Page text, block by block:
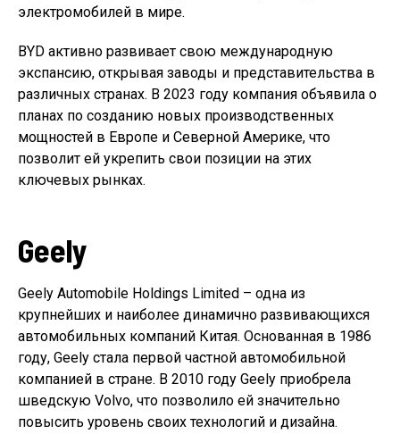
электромобилей в мире.
BYD активно развивает свою международную
экспансию, открывая заводы и представительства в
различных странах. В 2023 году компания объявила о
планах по созданию новых производственных
мощностей в Европе и Северной Америке, что
позволит ей укрепить свои позиции на этих
ключевых рынках.
Geely
Geely Automobile Holdings Limited – одна из
крупнейших и наиболее динамично развивающихся
автомобильных компаний Китая. Основанная в 1986
году, Geely стала первой частной автомобильной
компанией в стране. В 2010 году Geely приобрела
шведскую Volvo, что позволило ей значительно
повысить уровень своих технологий и дизайна.